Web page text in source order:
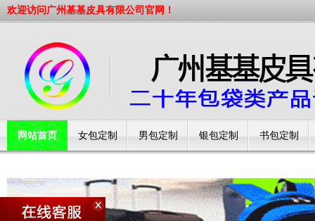
欢迎访问广州基基皮具有限公司官网！
网站首页 女包定制 男包定制 银包定制 书包定制